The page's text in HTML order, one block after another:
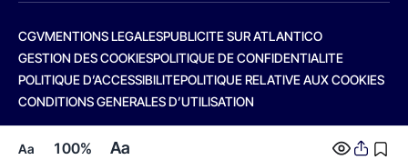
Aa 100% Aa
CGVMENTIONS LEGALESPUBLICITE SUR ATLANTICO
GESTION DES COOKIESPOLITIQUE DE CONFIDENTIALITE
POLITIQUE D’ACCESSIBILITEPOLITIQUE RELATIVE AUX COOKIES
CONDITIONS GENERALES D’UTILISATION